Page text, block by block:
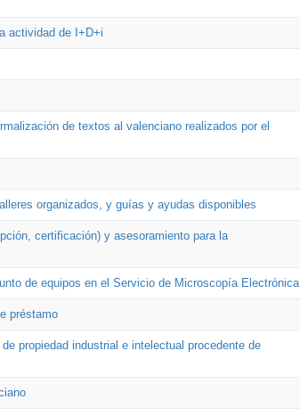
actividad de I+D+i
de textos al valenciano realizados por el
organizados, y guías y ayudas disponibles
certificación) y asesoramiento para la
de equipos en el Servicio de Microscopía Electrónica
préstamo
propiedad industrial e intelectual procedente de